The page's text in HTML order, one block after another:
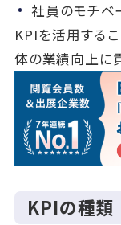
社員のモチベ
KPIを活用する
体の業績向上に
KPIの種類